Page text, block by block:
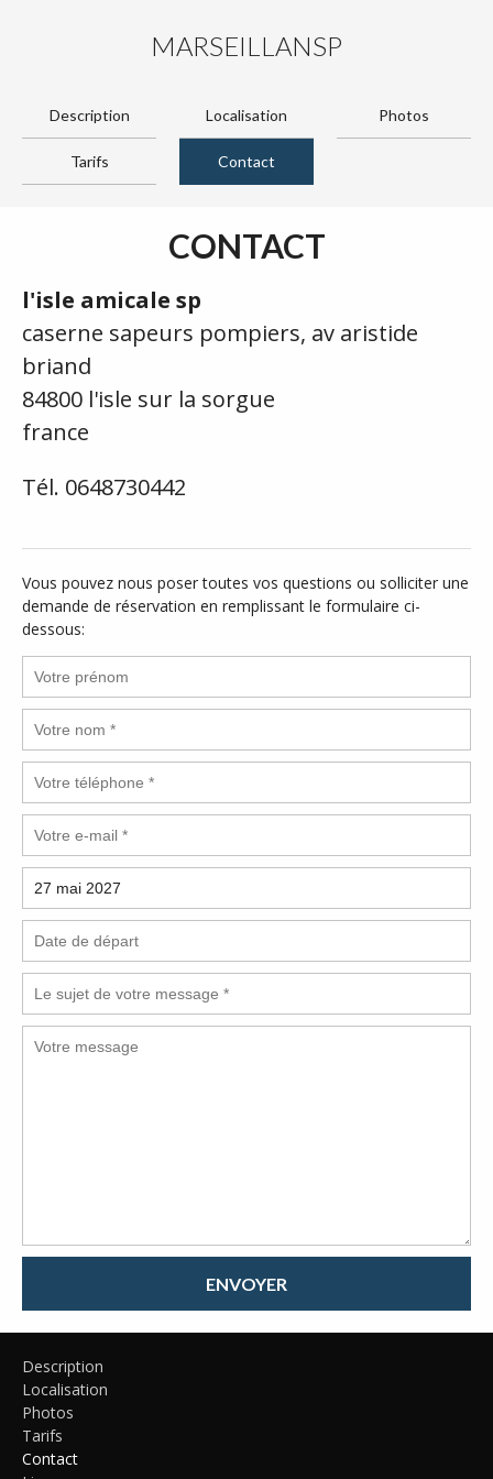
MARSEILLANSP
Description Localisation Photos
Tarifs Contact
CONTACT
l'isle amicale sp
caserne sapeurs pompiers, av aristide
briand
84800 l'isle sur la sorgue
france
Tél. 0648730442
Vous pouvez nous poser toutes vos questions ou solliciter une
demande de réservation en remplissant le formulaire ci-
dessous:
ENVOYER
Description
Localisation
Photos
Tarifs
Contact